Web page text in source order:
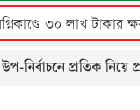
নির্বাচনে প্রতিক নিয়ে